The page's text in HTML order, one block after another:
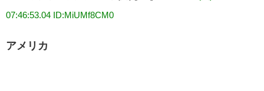
07:46:53.04 ID:MiUMf8CM0
アメリカ